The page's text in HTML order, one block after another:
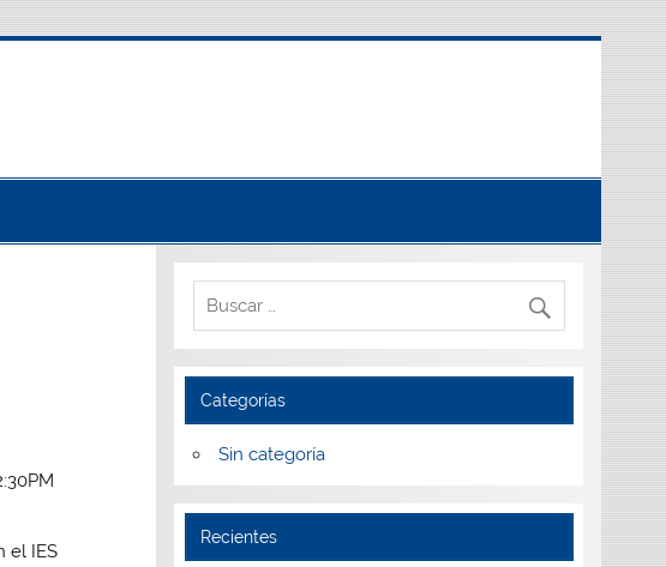
el IES
Categorías
Sin categoría
Recientes